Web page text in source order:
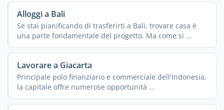
Alloggi a Bali
Se stai pianificando di trasferirti a Bali, trovare casa è
una parte fondamentale del progetto. Ma come si ...
Lavorare a Giacarta
Principale polo finanziario e commerciale dell'Indonesia,
la capitale offre numerose opportunità ...